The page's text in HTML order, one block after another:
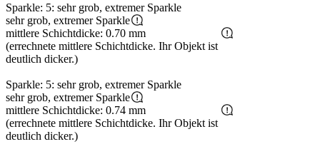
Sparkle: 5: sehr grob, extremer Sparkle
sehr grob, extremer Sparkle
mittlere Schichtdicke: 0.70 mm
(errechnete mittlere Schichtdicke. Ihr Objekt ist
deutlich dicker.)
Sparkle: 5: sehr grob, extremer Sparkle
sehr grob, extremer Sparkle
mittlere Schichtdicke: 0.74 mm
(errechnete mittlere Schichtdicke. Ihr Objekt ist
deutlich dicker.)